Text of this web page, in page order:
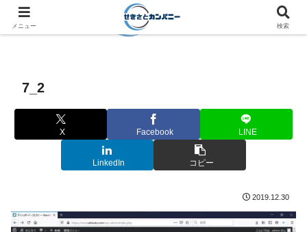
7_2
X Facebook LINE
LinkedIn コピー
2019.12.30
メニュー 検索